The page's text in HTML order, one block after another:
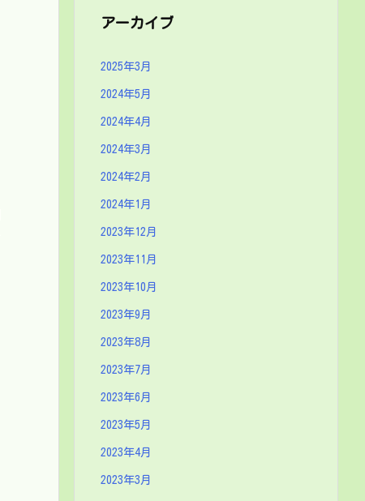
アーカイブ
2025年3月
2024年5月
2024年4月
2024年3月
2024年2月
2024年1月
2023年12月
2023年11月
2023年10月
2023年9月
2023年8月
2023年7月
2023年6月
2023年5月
2023年4月
2023年3月